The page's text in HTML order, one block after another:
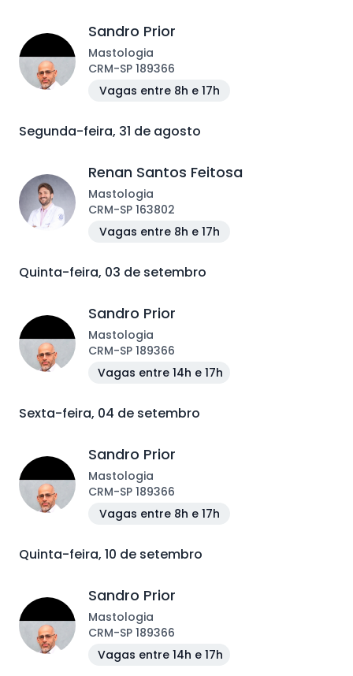
Sandro Prior
Mastologia
CRM-SP 189366
Vagas entre 8h e 17h
Segunda-feira, 31 de agosto
Renan Santos Feitosa
Mastologia
CRM-SP 163802
Vagas entre 8h e 17h
Quinta-feira, 03 de setembro
Sandro Prior
Mastologia
CRM-SP 189366
Vagas entre 14h e 17h
Sexta-feira, 04 de setembro
Sandro Prior
Mastologia
CRM-SP 189366
Vagas entre 8h e 17h
Quinta-feira, 10 de setembro
Sandro Prior
Mastologia
CRM-SP 189366
Vagas entre 14h e 17h